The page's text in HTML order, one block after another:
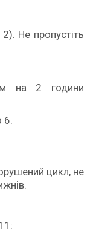
Не пропустіть
на 2 години
6.
цикл, не